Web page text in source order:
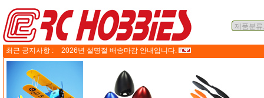
최근 공지사항 : 2026년 설명절 배송마감 안내입니다.